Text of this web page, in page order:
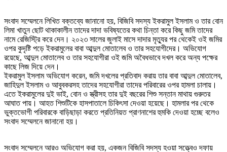
সংবাদ সম্মেলনে লিখিত বক্তব্যে জানানো হয়, বিজিবি সদস্য ইকরামুল ইসলাম ও তার বোন
লিমা খাতুন ছোট থাকাকালীন তাদের দাদা ভবিষ্যতের কথা চিন্তা করে কিছু জমি তাদের
নামে রেজিস্ট্রি করে দেন। ২০২৩ সালের জুলাই মাসে দাদার মৃত্যুর পর থেকেই ওই জমির
ওপর কুদৃষ্টি পড়ে ইকরামুলের বাবা আব্দুল মোতালেব ও তার সহযোগীদের। অভিযোগ
রয়েছে, আব্দুল মোতালেব ও তার সহযোগীরা ওই জমি অবৈধভাবে দখল করে অন্য পক্ষের
কাছে লিজ দিয়ে দেন।
ইকরামুল ইসলাম অভিযোগ করেন, জমি দখলের প্রতিবাদ করায় তার বাবা আব্দুল মোতালেব,
জাহিদুল ইসলাম ও আবুবকরসহ তাদের সহযোগীরা তাদের পরিবারের ওপর হামলা চালায়।
এতে ইকরামুলের দুই ভাই, বোন ও স্ত্রীসহ তার দুই বছরের শিশু সন্তান মাথায় গুরুতর
আঘাত পায়। আহত শিশুটিকে হাসপাতালে চিকিৎসা দেওয়া হয়েছে। হামলার পর থেকে
ভুক্তভোগী পরিবারকে বাড়িছাড়া করতে প্রতিনিয়ত প্রাণনাশের হুমকি দেওয়া হচ্ছে বলেও
সংবাদ সম্মেলনে জানানো হয়।
সংবাদ সম্মেলনে আরও অভিযোগ করা হয়, একজন বিজিবি সদস্য হওয়া সত্ত্বেও দফায়